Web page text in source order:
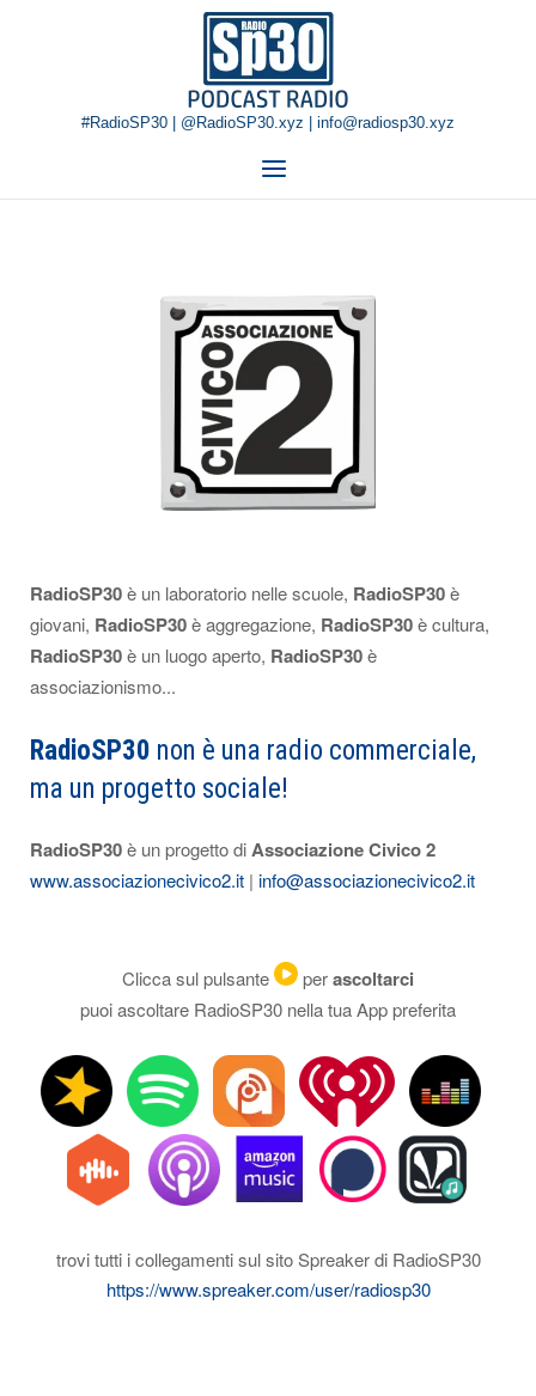
Home
#RadioSP30 | @RadioSP30.xyz | info@radiosp30.xyz
Menu
RadioSP30è un laboratorio nelle scuole, RadioSP30è
giovani, RadioSP30è aggregazione, RadioSP30è cultura,
RadioSP30è un luogo aperto, RadioSP30è
associazionismo...
RadioSP30 non è una radio commerciale,
ma un progetto sociale!
RadioSP30è un progetto diAssociazione Civico 2
www.associazionecivico2.it | info@associazionecivico2.it
Clicca sul pulsante perascoltarci
puoi ascoltare RadioSP30 nella tua App preferita
trovi tutti i collegamenti sul sito Spreaker di RadioSP30
https://www.spreaker.com/user/radiosp30